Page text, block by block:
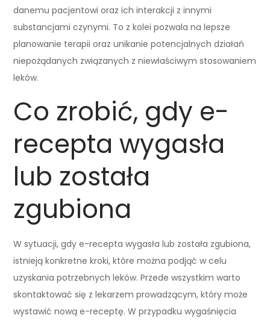
danemu pacjentowi oraz ich interakcji z innymi
substancjami czynymi. To z kolei pozwala na lepsze
planowanie terapii oraz unikanie potencjalnych działań
niepożądanych związanych z niewłaściwym stosowaniem
leków.
Co zrobić, gdy e-
recepta wygasła
lub została
zgubiona
W sytuacji, gdy e-recepta wygasła lub została zgubiona,
istnieją konkretne kroki, które można podjąć w celu
uzyskania potrzebnych leków. Przede wszystkim warto
skontaktować się z lekarzem prowadzącym, który może
wystawić nową e-receptę. W przypadku wygaśnięcia